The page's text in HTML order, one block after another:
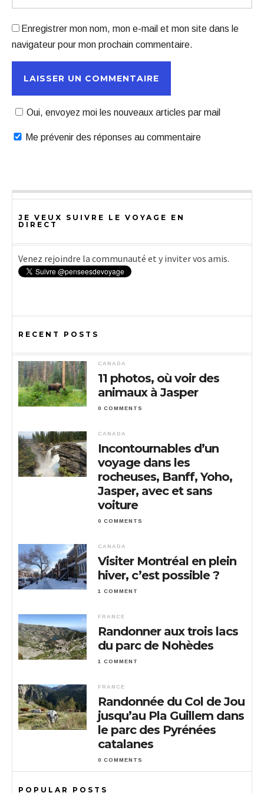
Enregistrer mon nom, mon e-mail et mon site dans le
navigateur pour mon prochain commentaire.
Oui, envoyez moi les nouveaux articles par mail
Me prévenir des réponses au commentaire
JE VEUX SUIVRE LE VOYAGE EN
DIRECT
Venez rejoindre la communauté et y inviter vos amis.
RECENT POSTS
CANADA
11 photos, où voir des
animaux à Jasper
0 COMMENTS
CANADA
Incontournables d’un
voyage dans les
rocheuses, Banff, Yoho,
Jasper, avec et sans
voiture
0 COMMENTS
CANADA
Visiter Montréal en plein
hiver, c’est possible ?
1 COMMENT
FRANCE
Randonner aux trois lacs
du parc de Nohèdes
1 COMMENT
FRANCE
Randonnée du Col de Jou
jusqu’au Pla Guillem dans
le parc des Pyrénées
catalanes
0 COMMENTS
POPULAR POSTS